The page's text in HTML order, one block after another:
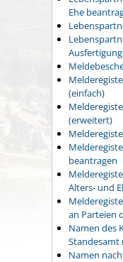
Ehe
(einfach)
(erweitert)
beantragen
Alters- und
an Parteien
Namen des
Standesamt
Namen